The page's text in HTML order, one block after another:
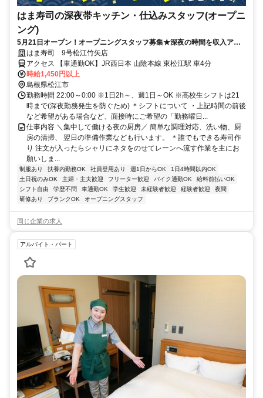
はま寿司の深夜帯キッチン・仕込みスタッフ(オープニ
ング)
5月21日オープン！オープニングスタッフ募集★深夜の時間を収入アッ
プに！フリーター多数活躍中♪高収入を目指せる環境です！
はま寿司 9号松江竹矢店
アクセス 【車通勤OK】JR西日本 山陰本線 東松江駅 車4分
時給1,450円以上
島根県松江市
勤務時間 22:00～0:00 ※1日2h～、週1日～OK ※高校生シフトは21
時まで(深夜勤務発生を防ぐため) ＊シフトについて ・上記時間の前後
など希望がある場合など、面接時にご希望の「勤務曜日...
仕事内容 ＼集中して働ける夜の厨房／ 簡単な調理対応、洗い物、厨
房の清掃、 翌日の準備作業なども行います。 ＊誰でもできる寿司作
り 注文が入ったらシャリにネタをのせてレーンへ流す作業を主にお
願いしま...
制服あり 扶養内勤務OK 社員登用あり 週1日からOK
1日4時間以内OK
土日祝のみOK
主婦・主夫歓迎 フリーター歓迎 バイク通勤OK
給料前払いOK
シフト自由
学歴不問 車通勤OK 学生歓迎 未経験者歓迎 経験者歓迎
夜間
研修あり
ブランクOK オープニングスタッフ
同じ企業の求人
アルバイト・パート